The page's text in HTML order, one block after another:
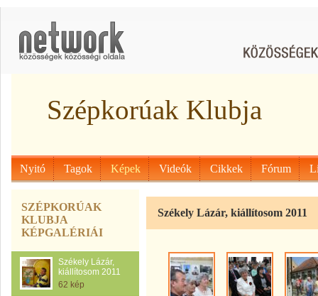
Szépkorúak Klubja
Nyitó Tagok Képek Videók Cikkek Fórum
SZÉPKORÚAK
KLUBJA
KÉPGALÉRIÁI
Székely Lázár,
kiállítosom 2011
62 kép
Székely Lázár, kiállítosom 2011